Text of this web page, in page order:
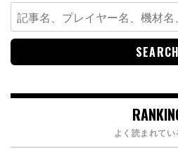
Search
for:
よく読まれてい